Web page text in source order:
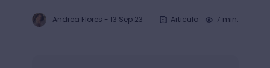
Andrea Flores - 13 Sep 23 Articulo 7 min.